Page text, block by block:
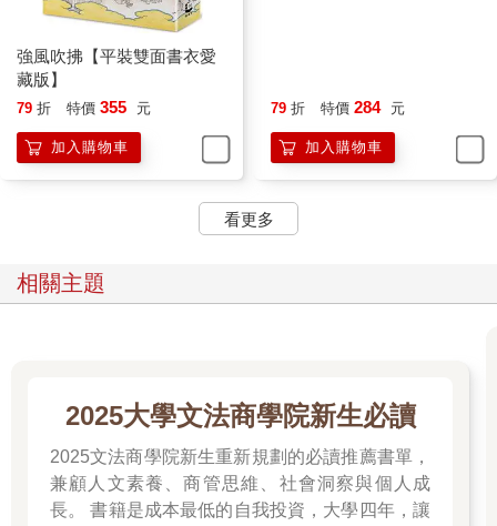
成食人魚似的。
我每天早上搭與喜開的小貨車上山，阿鋸坐在車斗上，和我
們一起上山。每天中午吃著美樹姊做的飯糰，雖然只有一個，卻
恐怕是用三杯米做的特大飯糰，裡面常常加了可樂餅、醃黃蘿蔔
和酸梅之類豐富的餡料，但是，只要與喜出去喝花酒，飯糰裡的
餡料就慢慢減少，然後變成一個只加鹽巴的特大飯糰，最後美樹
姊會徹底罷工，連飯糰都不做了。所以，我除了密切觀察與喜的
行動以外，每天都向神去的神明祈禱，希望他們夫妻感情圓滿和
藏版】
355 284
看更多
相關主題